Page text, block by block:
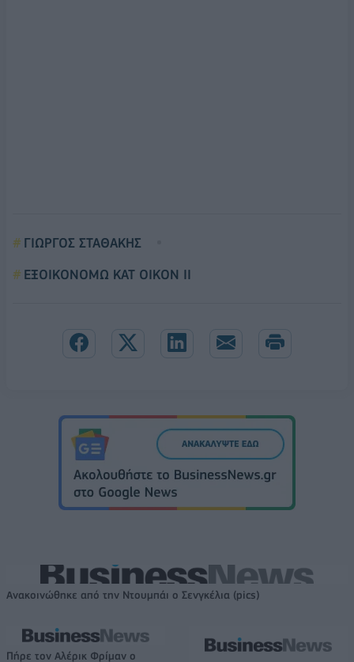
ΓΙΩΡΓΟΣ ΣΤΑΘΑΚΗΣ
ΕΞΟΙΚΟΝΟΜΩ ΚΑΤ ΟΙΚΟΝ ΙΙ
Ανακοινώθηκε από την Ντουμπάι ο Σενγκέλια (pics)
Πήρε τον Αλέρικ Φρίμαν ο